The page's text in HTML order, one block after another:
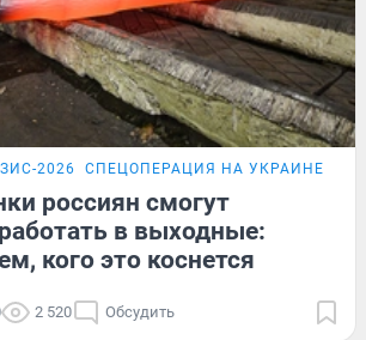
2026 СПЕЦОПЕРАЦИЯ НА УКРАИНЕ
россиян смогут
в выходные:
кого это коснется
2 520 Обсудить